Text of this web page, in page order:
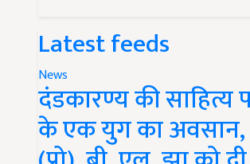
Latest feeds
News
दंडकारण्य की साहित्य
के एक युग का अवसान,